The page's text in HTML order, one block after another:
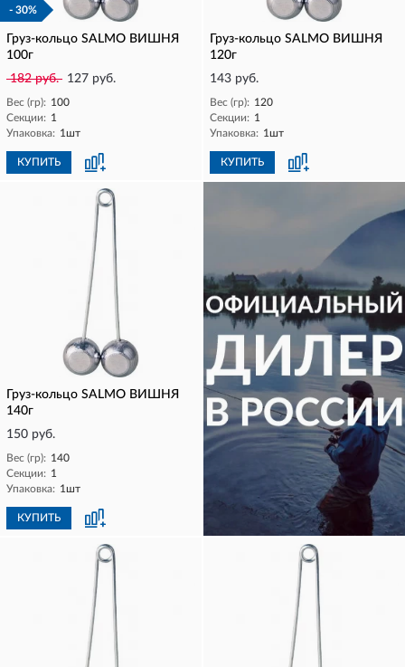
- 30%
Груз-кольцо SALMO ВИШНЯ
100г
182 руб. 127 руб.
Вес (гр): 100
Секции: 1
Упаковка: 1шт
КУПИТЬ
Груз-кольцо SALMO ВИШНЯ
120г
143 руб.
Вес (гр): 120
Секции: 1
Упаковка: 1шт
КУПИТЬ
Груз-кольцо SALMO ВИШНЯ
140г
150 руб.
Вес (гр): 140
Секции: 1
Упаковка: 1шт
КУПИТЬ